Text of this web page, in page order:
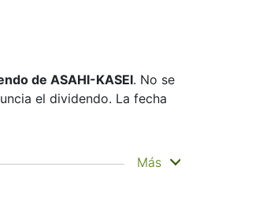
de ASAHI-KASEI. No se
el dividendo. La fecha
el dinero. Asahi Kasei
Más